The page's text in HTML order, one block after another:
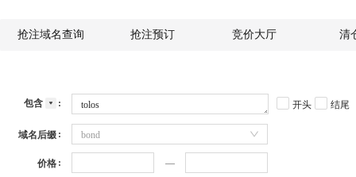
抢注域名查询 抢注预订 竞价大厅 清
包含 开头 结尾
域名后缀 bond
价格